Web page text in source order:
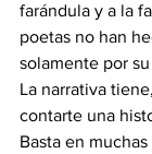
farándula y a la
poetas no han
solamente por
La narrativa
contarte una
Basta en